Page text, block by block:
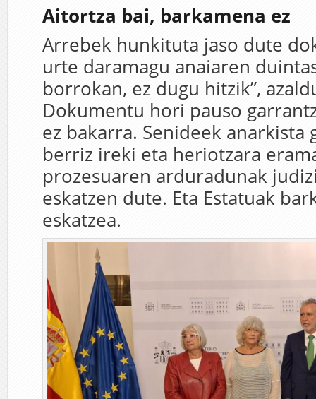
Aitortza bai, barkamena ez
Arrebek hunkituta jaso dute
urte daramagu anaiaren
borrokan, ez dugu hitzik”,
Dokumentu hori pauso
ez bakarra. Senideek anarkista
berriz ireki eta heriotzara
prozesuaren arduradunak
eskatzen dute. Eta Estatuak
eskatzea.